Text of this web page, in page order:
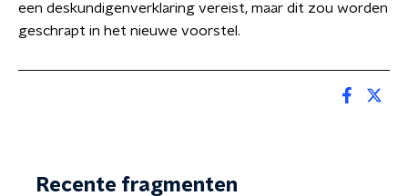
een deskundigenverklaring vereist, maar dit zou worden
geschrapt in het nieuwe voorstel.
Recente fragmenten